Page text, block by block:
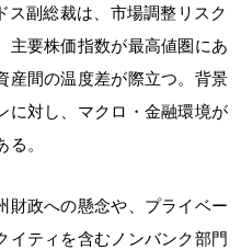
ス副総裁は、市場調整リスク
主要株価指数が最高値圏にあ
産間の温度差が際立つ。背景
に対し、マクロ・金融環境が
。
財政への懸念や、プライベー
イティを含むノンバンク部門